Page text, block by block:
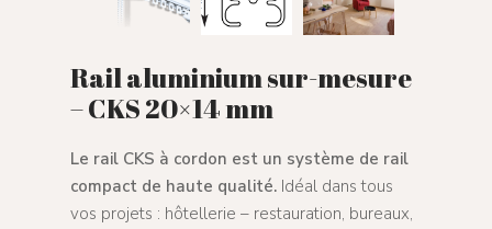
Rail aluminium sur-mesure
– CKS 20×14 mm
Le rail CKS à cordon est un système de rail
compact de haute qualité. Idéal dans tous
vos projets : hôtellerie – restauration, bureaux,